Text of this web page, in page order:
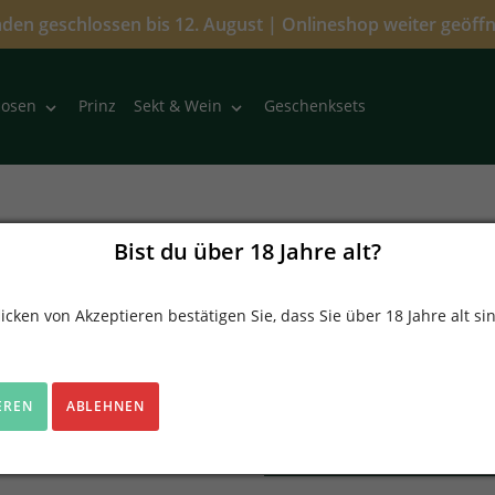
Bist du über 18 Jahre alt?
von Akzeptieren bestätigen Sie, dass Sie über 18 Jahre alt
ABLEHNEN
geschlossen bis 12. August | Onlineshop weiter
Prinz Sekt & Wein Geschenksets
Alte Haus Zwetschge
Verkäufer